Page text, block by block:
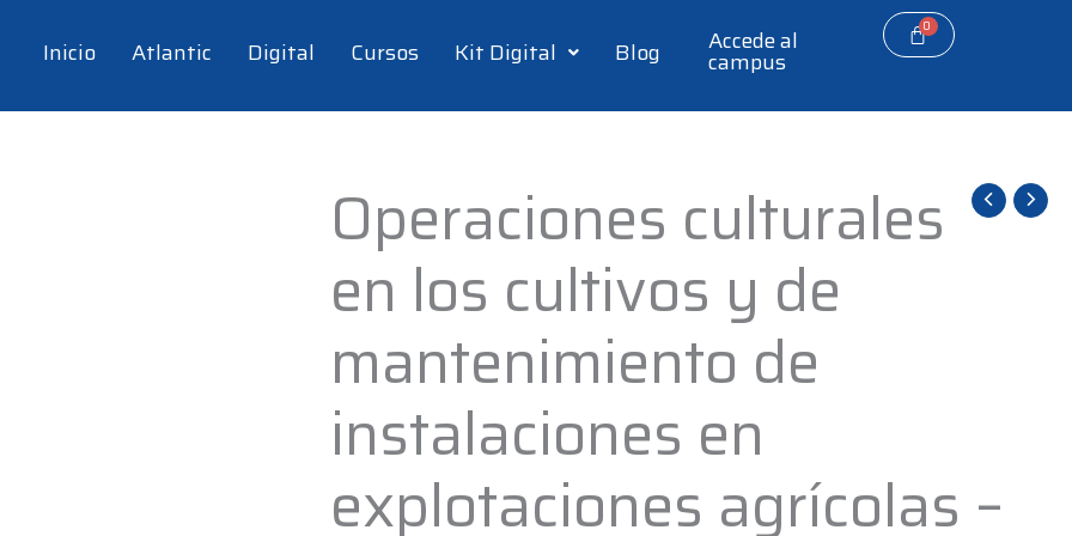
Inicio Atlantic Digital Cursos Kit Digital Blog Accede al
campus
Operaciones culturales
en los cultivos y de
mantenimiento de
instalaciones en
explotaciones agrícolas –
Operaciones
culturales
los
y
de
mantenimiento
de
en